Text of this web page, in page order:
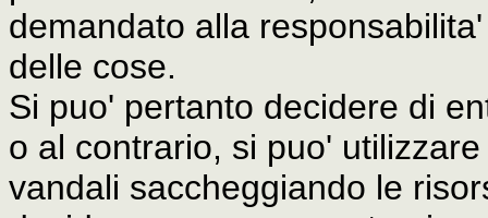
demandato alla
delle cose.
Si puo' pertanto decidere di
o al contrario, si puo'
vandali saccheggiando le